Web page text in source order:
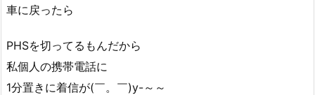
車に戻ったら
PHSを切ってるもんだから
私個人の携帯電話に
1分置きに着信が(￣。￣)y-～～